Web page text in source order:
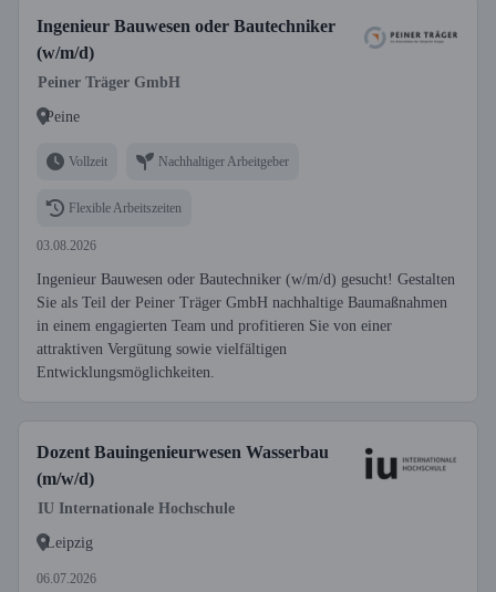
Ingenieur Bauwesen oder Bautechniker
(w/m/d)
Peiner Träger GmbH
Peine
Vollzeit Nachhaltiger Arbeitgeber
Flexible Arbeitszeiten
03.08.2026
Ingenieur Bauwesen oder Bautechniker (w/m/d) gesucht! Gestalten
Sie als Teil der Peiner Träger GmbH nachhaltige Baumaßnahmen
in einem engagierten Team und profitieren Sie von einer
attraktiven Vergütung sowie vielfältigen
Entwicklungsmöglichkeiten.
Dozent Bauingenieurwesen Wasserbau
(m/w/d)
IU Internationale Hochschule
Leipzig
06.07.2026